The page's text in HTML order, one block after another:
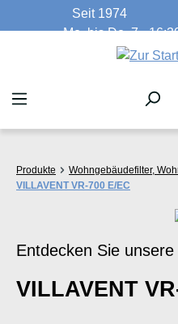
Zum Hauptinhalt springen
Seit 1974
Mo. bis Do. 7 -
Produkte Wohngebäudefilter,
VILLAVENT VR-700 E/EC
Entdecken Sie unsere
VILLAVENT